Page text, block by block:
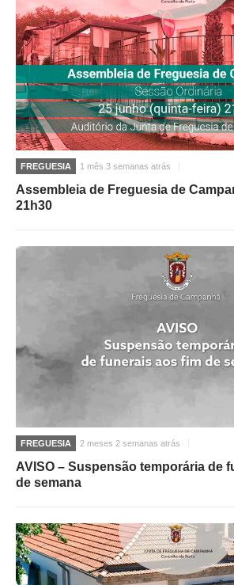
FREGUESIA 1 mês 3 semanas atrás
Assembleia de Freguesia de
21h30
FREGUESIA 2 meses 2 semanas atrás
AVISO – Suspensão temporária de
de semana